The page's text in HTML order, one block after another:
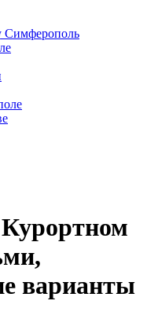
Симферополь
варианты